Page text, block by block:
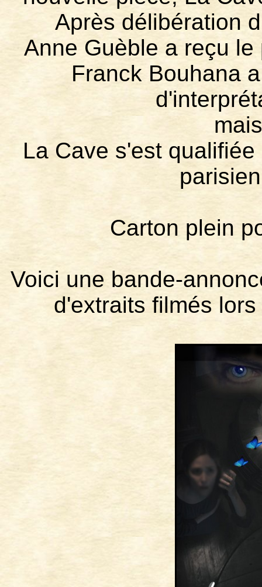
Après délibération
Anne Guèble a reçu
Franck Bouhana
La Cave s'est
Carton plein
Voici une bande-
d'extraits filmés